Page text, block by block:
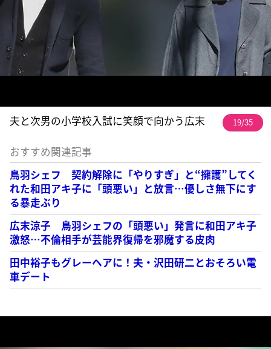
夫と次男の小学校入試に笑顔で向かう広末 19/35
おすすめ関連記事
鳥羽シェフ 契約解除に「やりすぎ」と“擁護”してく
れた和田アキ子に「頭悪い」と放言…優しさ無下にす
る暴走ぶり
広末涼子 鳥羽シェフの「頭悪い」発言に和田アキ子
激怒…不倫相手が芸能界復帰を邪魔する皮肉
田中裕子もグレーヘアに！夫・沢田研二とおそろい電
車デート